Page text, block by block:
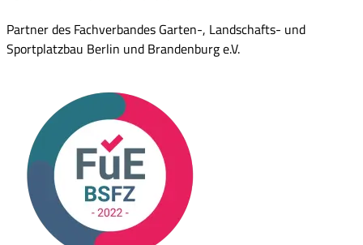
Partner des Fachverbandes Garten-, Landschafts- und
Sportplatzbau Berlin und Brandenburg e.V.